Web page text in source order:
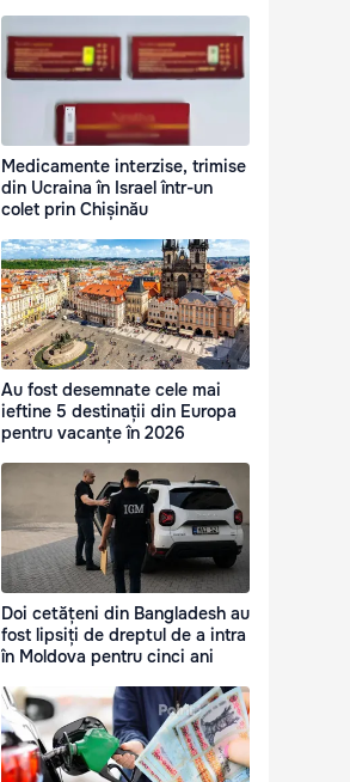
Medicamente interzise, trimise
din Ucraina în Israel într-un
colet prin Chișinău
Au fost desemnate cele mai
ieftine 5 destinații din Europa
pentru vacanțe în 2026
Doi cetățeni din Bangladesh au
fost lipsiți de dreptul de a intra
în Moldova pentru cinci ani